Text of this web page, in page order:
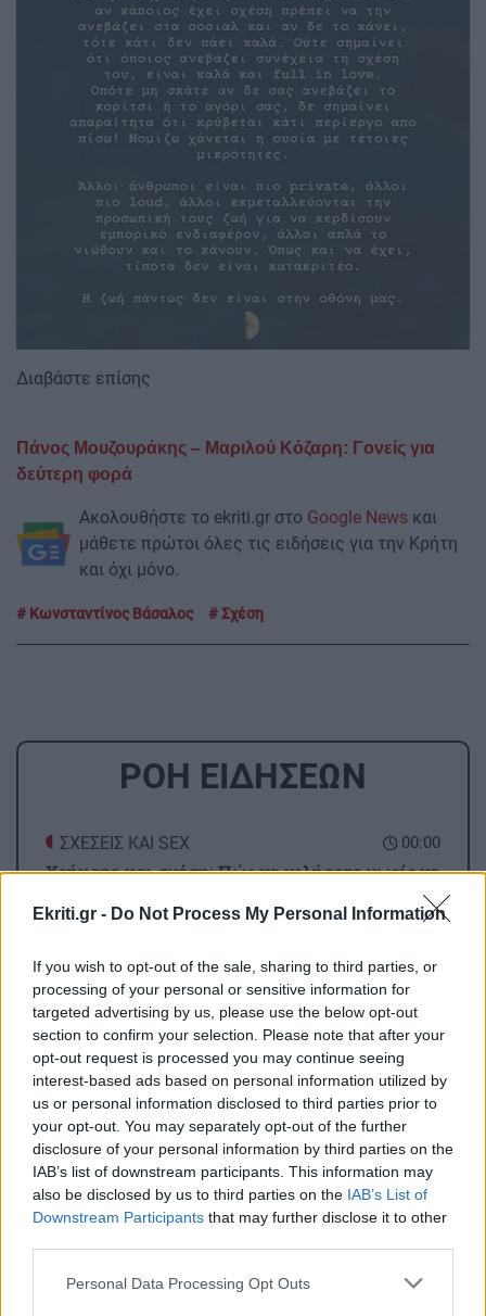
Ekriti.gr - Do Not Process My Personal Information
If you wish to opt-out of the sale, sharing to third parties, or
processing of your personal or sensitive information for
targeted advertising by us, please use the below opt-out
section to confirm your selection. Please note that after your
opt-out request is processed you may continue seeing
interest-based ads based on personal information utilized by
us or personal information disclosed to third parties prior to
your opt-out. You may separately opt-out of the further
disclosure of your personal information by third parties on the
IAB’s list of downstream participants. This information may
also be disclosed by us to third parties on the IAB’s List of
Downstream Participants that may further disclose it to other
Personal Data Processing Opt Outs
Διαβάστε επίσης
Πάνος Μουζουράκης – Μαριλού Κόζαρη: Γονείς για
δεύτερη φορά
Ακολουθήστε το ekriti.gr στο Google News και
μάθετε πρώτοι όλες τις ειδήσεις για την Κρήτη
και όχι μόνο.
Κωνσταντίνος Βάσαλος Σχέση
ΡΟΗ ΕΙΔΗΣΕΩΝ
00:00
ΣΧΕΣΕΙΣ ΚΑΙ SEX
Χρήματα και σχέση: Πώς να μιλήσετε χωρίς να
23:00
GOSSIP - LIFESTYLE
Η Μπάρμπρα Στρέιζαντ υπογράφει το πρώτο
της παιδικό βιβλίο
22:49
ΑΘΛΗΤΙΚΑ
Europa League: Η Άντερλεχτ νίκησε 1-0 τον
ΠΑΟΚ στην Τούμπα κι όλα θα κριθούν στις
Βρυξέλλες
ποδοσφαιριστών
Όλες οι ειδήσεις